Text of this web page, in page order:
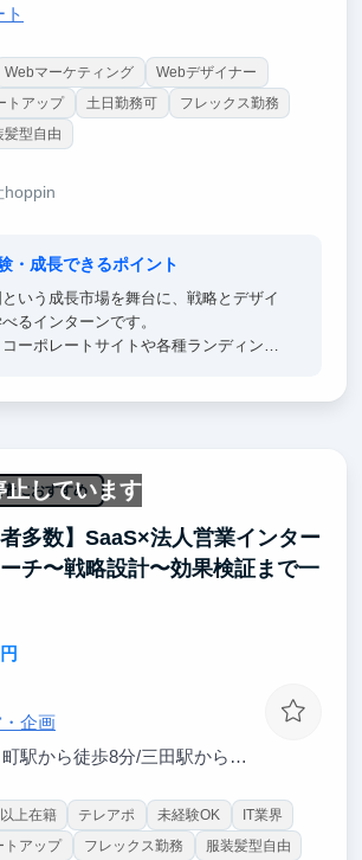
ト
Webマーケティング
Webデザイナー
トアップ 土日勤務可
フレックス勤務
髪型自由
hoppin
・成長できるポイント
いう成長市場を舞台に、戦略とデザイ
るインターンです。
ーポレートサイトや各種ランディング
止しています
におすすめ
者多数】SaaS×法人営業インター
チ〜戦略設計〜効果検証まで一
企画
駅から徒歩8分/三田駅から徒歩9分
上在籍 テレアポ 未経験OK
IT業界
トアップ フレックス勤務
服装髪型自由